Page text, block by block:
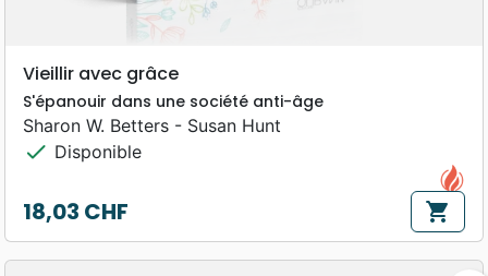
Vieillir avec grâce
S'épanouir dans une société anti-âge
Sharon W. Betters - Susan Hunt
check Disponible
Prix
18,03 CHF shopping_cart